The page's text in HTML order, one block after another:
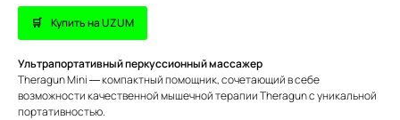
Купить на UZUM
Ультрапортативный перкуссионный массажер
Theragun Mini — компактный помощник, сочетающий в себе
возможности качественной мышечной терапии Theragun с уникальной
портативностью.